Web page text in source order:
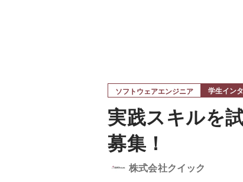
ソフトウェアエンジニア 学生イン
実践スキルを
募集！
株式会社クイック